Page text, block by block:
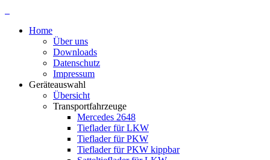
Home
Über uns
Downloads
Datenschutz
Impressum
Geräteauswahl
Übersicht
Transportfahrzeuge
Mercedes 2648
Tieflader für LKW
Tieflader für PKW
Tieflader für PKW kippbar